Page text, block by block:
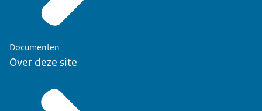
Documenten
Over deze site